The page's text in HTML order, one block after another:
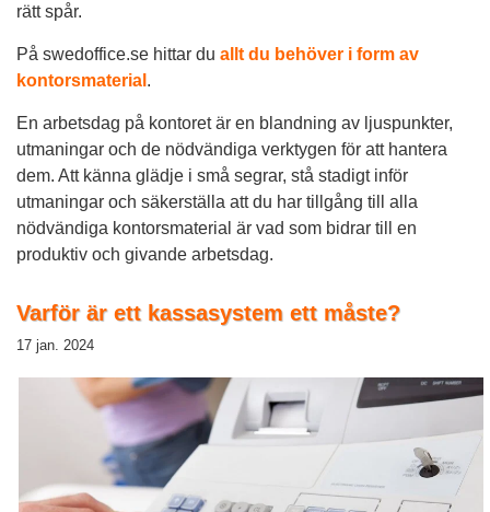
rätt spår.
På swedoffice.se hittar du allt du behöver i form av
kontorsmaterial .
En arbetsdag på kontoret är en blandning av ljuspunkter,
utmaningar och de nödvändiga verktygen för att hantera
dem. Att känna glädje i små segrar, stå stadigt inför
utmaningar och säkerställa att du har tillgång till alla
nödvändiga kontorsmaterial är vad som bidrar till en
produktiv och givande arbetsdag.
Varför är ett kassasystem ett måste?
17 jan. 2024